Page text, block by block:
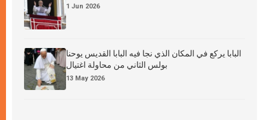
1 Jun 2026
البابا يركع في المكان الذي نجا فيه البابا القديس يوحنا
بولس الثاني من محاولة اغتيال
13 May 2026